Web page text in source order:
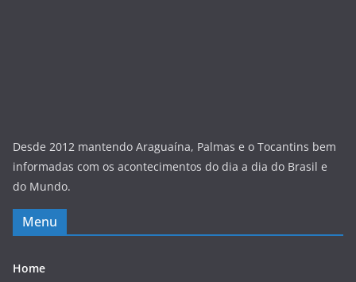
Desde 2012 mantendo Araguaína, Palmas e o Tocantins bem
informadas com os acontecimentos do dia a dia do Brasil e
do Mundo.
Menu
Home